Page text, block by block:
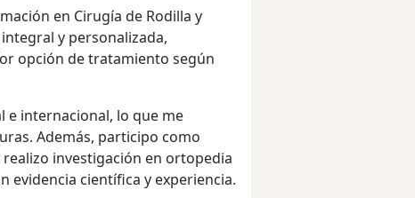
en Cirugía de Rodilla y
y personalizada,
opción de tratamiento según
e internacional, lo que me
Además, participo como
investigación en ortopedia
evidencia científica y experiencia.